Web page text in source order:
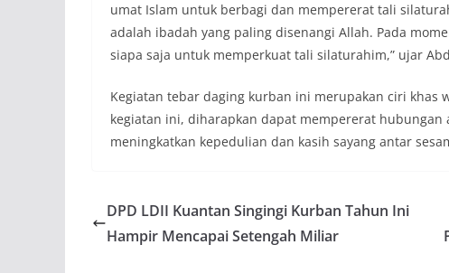
umat Islam untuk berbagi dan mempererat tali
adalah ibadah yang paling disenangi Allah. Pada
siapa saja untuk memperkuat tali silaturahim,” ujar
Kegiatan tebar daging kurban ini merupakan ciri khas
kegiatan ini, diharapkan dapat mempererat hubungan
meningkatkan kepedulian dan kasih sayang antar
DPD LDII Kuantan Singingi Kurban Tahun Ini
Hampir Mencapai Setengah Miliar